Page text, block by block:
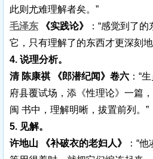
此则尤难理解者矣。”
毛泽东 《实践论》
：“感觉到了
它，只有理解了的东西才更深刻
4. 说理分析。
清 陈康祺 《郎潜纪闻》卷六 ：“
府县覆试场，添《性理论》一篇
闽 书中，理解明晰，拔置前列。”
5. 见解。
许地山 《补破衣的老妇人》
：“